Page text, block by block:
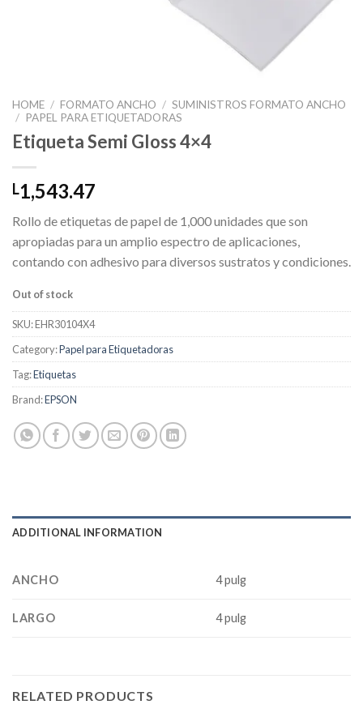
HOME / FORMATO ANCHO / SUMINISTROS FORMATO ANCHO
/ PAPEL PARA ETIQUETADORAS
Etiqueta Semi Gloss 4×4
L1,543.47
Rollo de etiquetas de papel de 1,000 unidades que son
apropiadas para un amplio espectro de aplicaciones,
contando con adhesivo para diversos sustratos y condiciones.
Out of stock
SKU:EHR30104X4
Category:Papel para Etiquetadoras
Tag:Etiquetas
Brand:EPSON
ADDITIONAL INFORMATION
ANCHO 4 pulg
LARGO 4 pulg
RELATED PRODUCTS